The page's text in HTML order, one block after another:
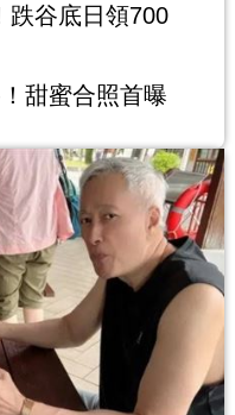
跌谷底日領700
甜蜜合照首曝